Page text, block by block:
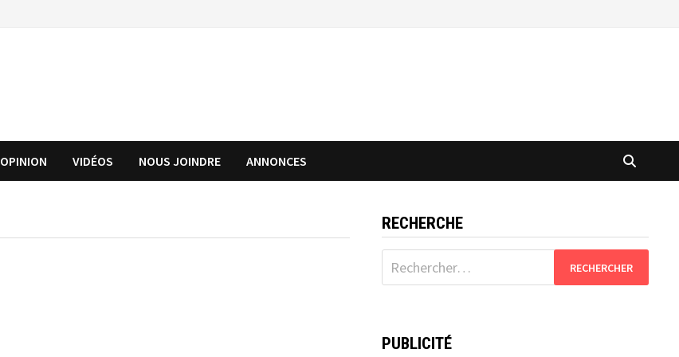
OPINION VIDÉOS NOUS JOINDRE ANNONCES
RECHERCHE
Rechercher :
PUBLICITÉ